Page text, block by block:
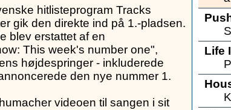
hitlisteprogram Tracks
gik den direkte ind på 1.-pladsen.
blev erstattet af en
This week's number one",
højdespringer - inkluderede
den nye nummer 1.
videoen til sangen i sit
Life